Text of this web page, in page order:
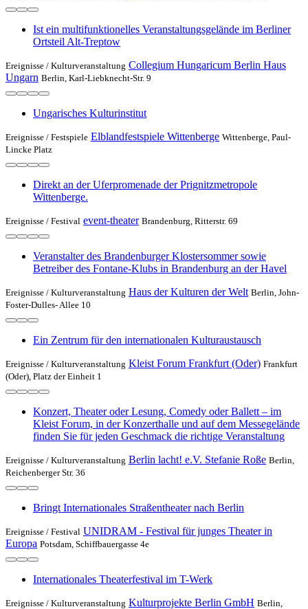
Ist ein multifunktionelles Veranstaltungsgelände im Berliner
Ortsteil Alt-Treptow
Ereignisse / Kulturveranstaltung Collegium Hungaricum Berlin Haus
Ungarn Berlin, Karl-Liebknecht-Str. 9
Ungarisches Kulturinstitut
Ereignisse / Festspiele Elblandfestspiele Wittenberge Wittenberge, Paul-
Lincke Platz
Direkt an der Uferpromenade der Prignitzmetropole
Wittenberge.
Ereignisse / Festival event-theater Brandenburg, Ritterstr. 69
Veranstalter des Brandenburger Klostersommer sowie
Betreiber des Fontane-Klubs in Brandenburg an der Havel
Ereignisse / Kulturveranstaltung Haus der Kulturen der Welt Berlin, John-
Foster-Dulles- Allee 10
Ein Zentrum für den internationalen Kulturaustausch
Ereignisse / Kulturveranstaltung Kleist Forum Frankfurt (Oder) Frankfurt
(Oder), Platz der Einheit 1
Konzert, Theater oder Lesung, Comedy oder Ballett – im
Kleist Forum, in der Konzerthalle und auf dem Messegelände
finden Sie für jeden Geschmack die richtige Veranstaltung
Ereignisse / Kulturveranstaltung Berlin lacht! e.V. Stefanie Roße Berlin,
Reichenberger Str. 36
Bringt Internationales Straßentheater nach Berlin
Ereignisse / Festival UNIDRAM - Festival für junges Theater in
Europa Potsdam, Schiffbauergasse 4e
Internationales Theaterfestival im T-Werk
Ereignisse / Kulturveranstaltung Kulturprojekte Berlin GmbH Berlin,